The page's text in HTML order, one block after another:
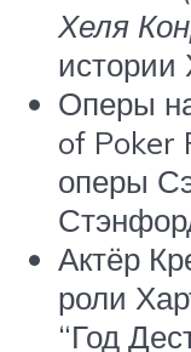
Хеля
истории
Оперы
of Poker
оперы
Актёр
роли
“Год